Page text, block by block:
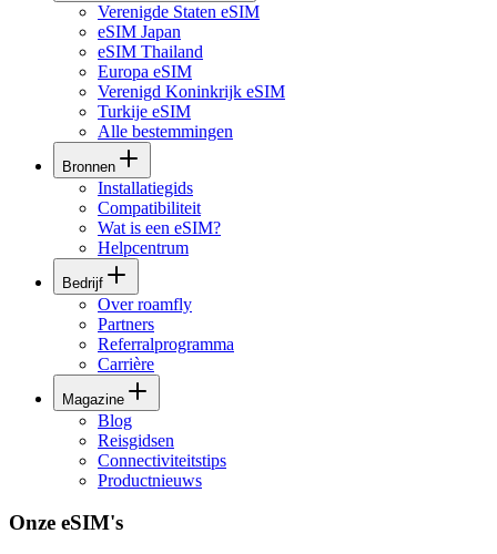
Verenigde Staten eSIM
eSIM Japan
eSIM Thailand
Europa eSIM
Verenigd Koninkrijk eSIM
Turkije eSIM
Alle bestemmingen
Bronnen
Installatiegids
Compatibiliteit
Wat is een eSIM?
Helpcentrum
Bedrijf
Over roamfly
Partners
Referralprogramma
Carrière
Magazine
Blog
Reisgidsen
Connectiviteitstips
Productnieuws
Onze eSIM's